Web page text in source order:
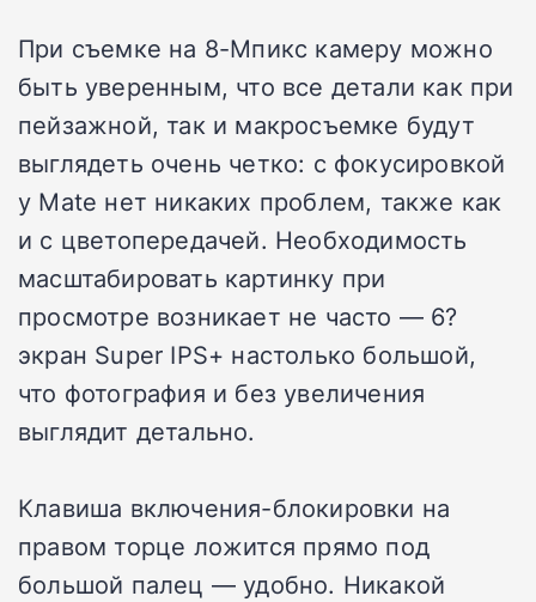
При съемке на 8-Мпикс камеру можно
быть уверенным, что все детали как при
пейзажной, так и макросъемке будут
выглядеть очень четко: с фокусировкой
у Mate нет никаких проблем, также как
и с цветопередачей. Необходимость
масштабировать картинку при
просмотре возникает не часто — 6?
экран Super IPS+ настолько большой,
что фотография и без увеличения
выглядит детально.
Клавиша включения-блокировки на
правом торце ложится прямо под
большой палец — удобно. Никакой